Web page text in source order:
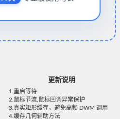
更新说明
1.重启等待
2.鼠标节流,鼠标回调异常保护
3.真实矩形缓存，避免高频 DWM 调用
4.缓存几何辅助方法